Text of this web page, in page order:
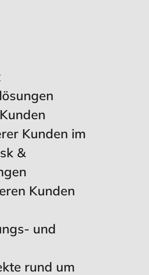
Kunden im
&
Kunden
und
rund um